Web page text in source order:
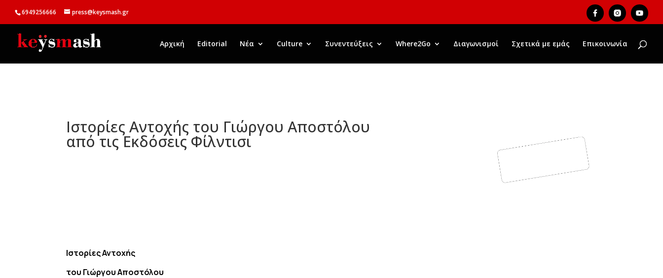
6949256666 press@keysmash.gr
Αρχική Editorial Νέα Culture Συνεντεύξεις Where2Go Διαγωνισμοί Σχετικά με εμάς Επικοινωνία
Ιστορίες Αντοχής του Γιώργου Αποστόλου
από τις Εκδόσεις Φίλντισι
Ιστορίες Αντοχής
του Γιώργου Αποστόλου